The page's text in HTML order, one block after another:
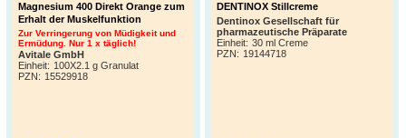
Magnesium 400 Direkt Orange zum
Erhalt der Muskelfunktion
Zur Verringerung von Müdigkeit und
Ermüdung. Nur 1 x täglich!
Avitale GmbH
Einheit: 100X2.1 g Granulat
PZN: 15529918
DENTINOX Stillcreme
Dentinox Gesellschaft für
pharmazeutische Präparate
Einheit: 30 ml Creme
PZN: 19144718